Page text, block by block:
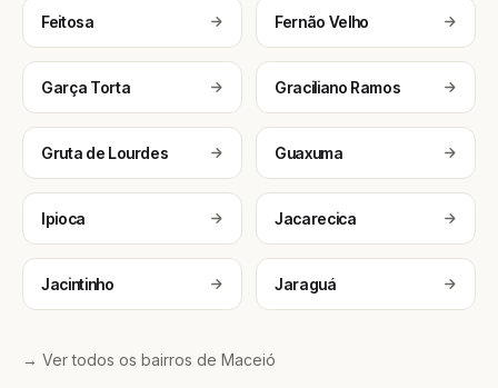
Feitosa Fernão Velho
Garça Torta Graciliano Ramos
Gruta de Lourdes Guaxuma
Ipioca Jacarecica
Jacintinho Jaraguá
→ Ver todos os bairros de Maceió